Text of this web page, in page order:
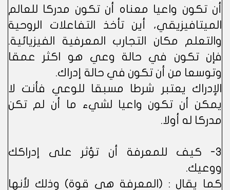
أن تكون واعيا معناه أن تكون مدركا للعالم
الميتافيزيقي، أين تأخذ التفاعلات الروحية
والتعلم مكان التجارب المعرفية الفيزيائية.
فإن تكون في حالة وعي هو اكثر عمقا
وتوسعا من أن تكون في حالة إدراك.
الإدراك يعتبر شرطا مسبقا للوعي فأنت لا
يمكن أن تكون واعيا لشيء ما أن لم تكن
مدركا له أولا.
3- كيف للمعرفة أن تؤثر على إدراكك
ووعيك.
كما يقال : (المعرفة هي قوة) وذلك لأنها